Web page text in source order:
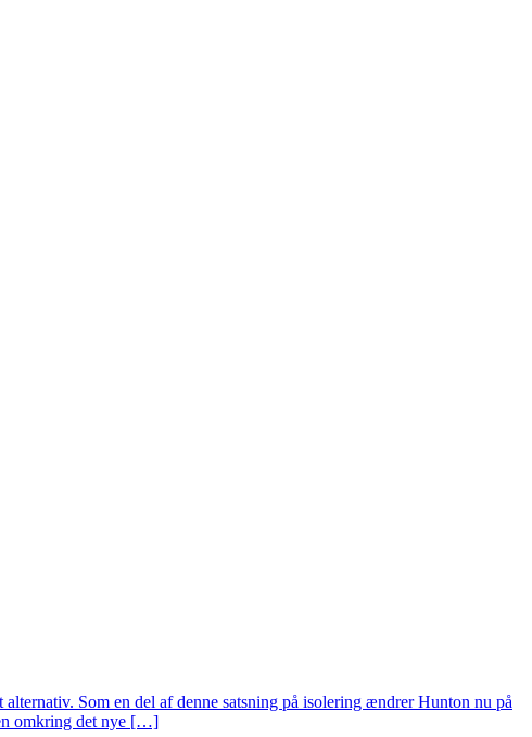
Som en del af denne satsning på isolering ændrer Hunton nu på
omkring det nye […]